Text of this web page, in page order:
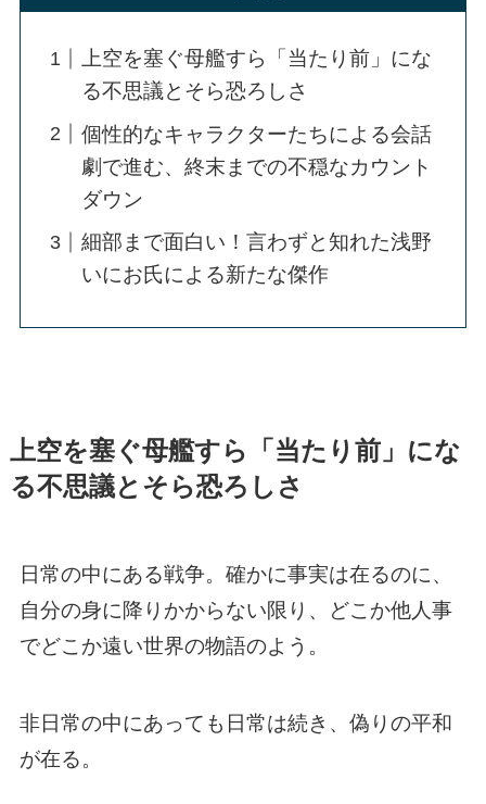
上空を塞ぐ母艦すら「当たり前」にな
る不思議とそら恐ろしさ
個性的なキャラクターたちによる会話
劇で進む、終末までの不穏なカウント
ダウン
細部まで面白い！言わずと知れた浅野
いにお氏による新たな傑作
上空を塞ぐ母艦すら「当たり前」にな
る不思議とそら恐ろしさ
日常の中にある戦争。確かに事実は在るのに、
自分の身に降りかからない限り、どこか他人事
でどこか遠い世界の物語のよう。
非日常の中にあっても日常は続き、偽りの平和
が在る。